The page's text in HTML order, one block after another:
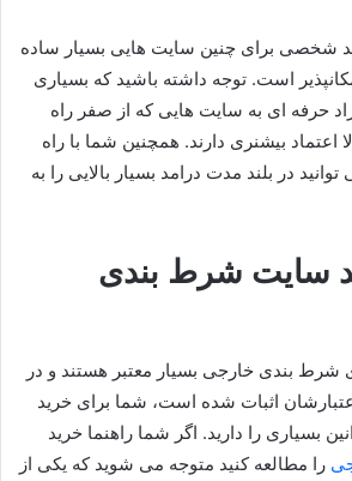
شخصی برای چنین سایت هایی بسیار ساده
است. توجه داشته باشید که بسیاری
حرفه ای به سایت هایی که از صفر راه
اعتماد بیشنری دارند. همچنین شما با راه
در بلند مدت درامد بسیار بالایی را به
سایت شرط بندی
شرط‌ بندی خارجی بسیار معتبر هستند و در
اثبات‌ شده است، شما برای خرید
بسیاری را دارید. اگر شما راهنما خرید
را مطالعه کنید متوجه می‌ شوید که یکی از